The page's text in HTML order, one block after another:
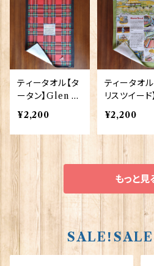
ティータオル【タ
ータン】Glen A
ppin of Scotla
nd 50001-P(T
T0980)
¥2,200
ティータオル
リスツイード
en Appin of
cotland
-
¥2,200
もっと見
SALE！SALE